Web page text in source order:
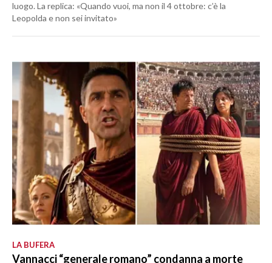
luogo. La replica: «Quando vuoi, ma non il 4 ottobre: c’è la
Leopolda e non sei invitato»
LA BUFERA
Vannacci “generale romano” condanna a morte